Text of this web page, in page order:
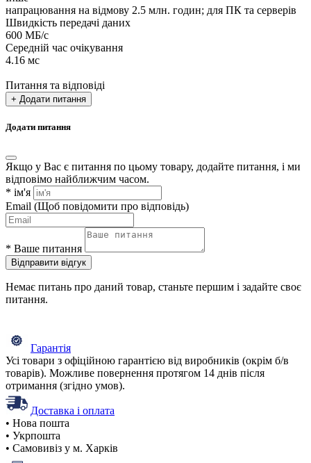
напрацювання на відмову 2.5 млн. годин; для ПК та серверів
Швидкість передачі даних
600 МБ/с
Середній час очікування
4.16 мс
Питання та відповіді
+ Додати питання
Додати питання
Якщо у Вас є питання по цьому товару, додайте питання, і ми
відповімо найближчим часом.
* ім'я
Email (Щоб повідомити про відповідь)
* Ваше питання
Відправити відгук
Немає питань про даний товар, станьте першим і задайте своє
питання.
Гарантія
Усі товари з офіційною гарантією від виробників (окрім б/в
товарів). Можливе повернення протягом 14 днів після
отримання (згідно умов).
Доставка і оплата
• Нова пошта
• Укрпошта
• Самовивіз у м. Харків